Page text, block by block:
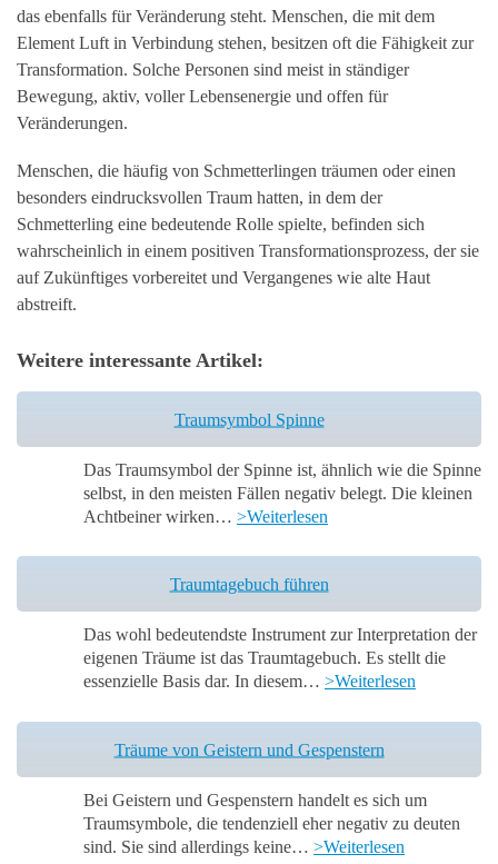
das ebenfalls für Veränderung steht. Menschen, die mit dem
Element Luft in Verbindung stehen, besitzen oft die Fähigkeit zur
Transformation. Solche Personen sind meist in ständiger
Bewegung, aktiv, voller Lebensenergie und offen für
Veränderungen.
Menschen, die häufig von Schmetterlingen träumen oder einen
besonders eindrucksvollen Traum hatten, in dem der
Schmetterling eine bedeutende Rolle spielte, befinden sich
wahrscheinlich in einem positiven Transformationsprozess, der sie
auf Zukünftiges vorbereitet und Vergangenes wie alte Haut
abstreift.
Weitere interessante Artikel:
Traumsymbol Spinne
Das Traumsymbol der Spinne ist, ähnlich wie die Spinne
selbst, in den meisten Fällen negativ belegt. Die kleinen
Achtbeiner wirken… >Weiterlesen
Traumtagebuch führen
Das wohl bedeutendste Instrument zur Interpretation der
eigenen Träume ist das Traumtagebuch. Es stellt die
essenzielle Basis dar. In diesem… >Weiterlesen
Träume von Geistern und Gespenstern
Bei Geistern und Gespenstern handelt es sich um
Traumsymbole, die tendenziell eher negativ zu deuten
sind. Sie sind allerdings keine… >Weiterlesen